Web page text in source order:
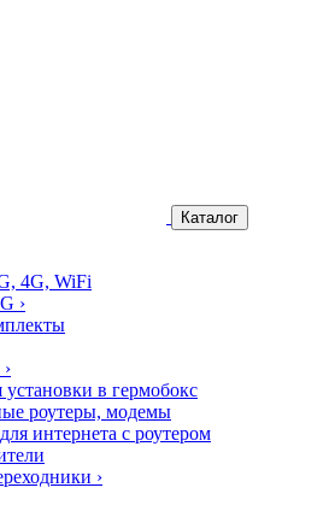
Каталог
4G, WiFi
›
›
установки в гермобокс
роутеры, модемы
интернета с роутером
›